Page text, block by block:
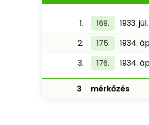
1. 169. 1933.
2.
175. 1934.
3.
176. 1934.
3 mérkőzés